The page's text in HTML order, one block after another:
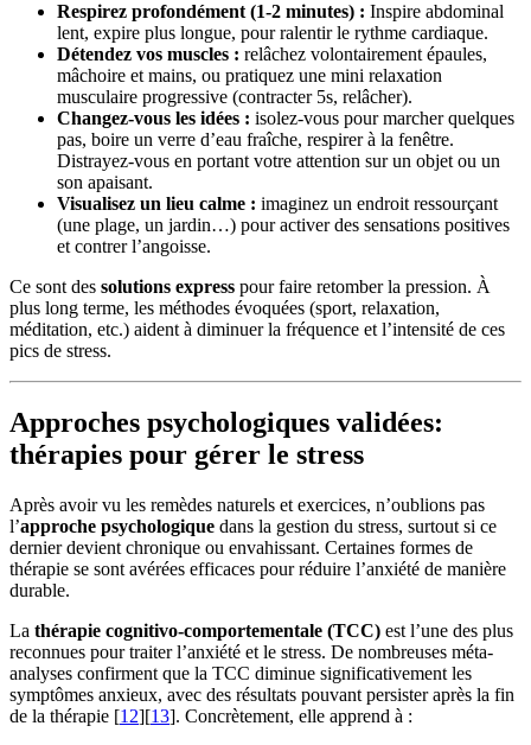
Respirez profondément (1-2 minutes) : Inspire abdominal
lent, expire plus longue, pour ralentir le rythme cardiaque.
Détendez vos muscles : relâchez volontairement épaules,
mâchoire et mains, ou pratiquez une mini relaxation
musculaire progressive (contracter 5s, relâcher).
Changez-vous les idées : isolez-vous pour marcher quelques
pas, boire un verre d’eau fraîche, respirer à la fenêtre.
Distrayez-vous en portant votre attention sur un objet ou un
son apaisant.
Visualisez un lieu calme : imaginez un endroit ressourçant
(une plage, un jardin…) pour activer des sensations positives
et contrer l’angoisse.
Ce sont des solutions express pour faire retomber la pression. À
plus long terme, les méthodes évoquées (sport, relaxation,
méditation, etc.) aident à diminuer la fréquence et l’intensité de ces
pics de stress.
Approches psychologiques validées:
thérapies pour gérer le stress
Après avoir vu les remèdes naturels et exercices, n’oublions pas
l’approche psychologique dans la gestion du stress, surtout si ce
dernier devient chronique ou envahissant. Certaines formes de
thérapie se sont avérées efficaces pour réduire l’anxiété de manière
durable.
La thérapie cognitivo-comportementale (TCC) est l’une des plus
reconnues pour traiter l’anxiété et le stress. De nombreuses méta-
analyses confirment que la TCC diminue significativement les
symptômes anxieux, avec des résultats pouvant persister après la fin
de la thérapie [12][13]. Concrètement, elle apprend à :